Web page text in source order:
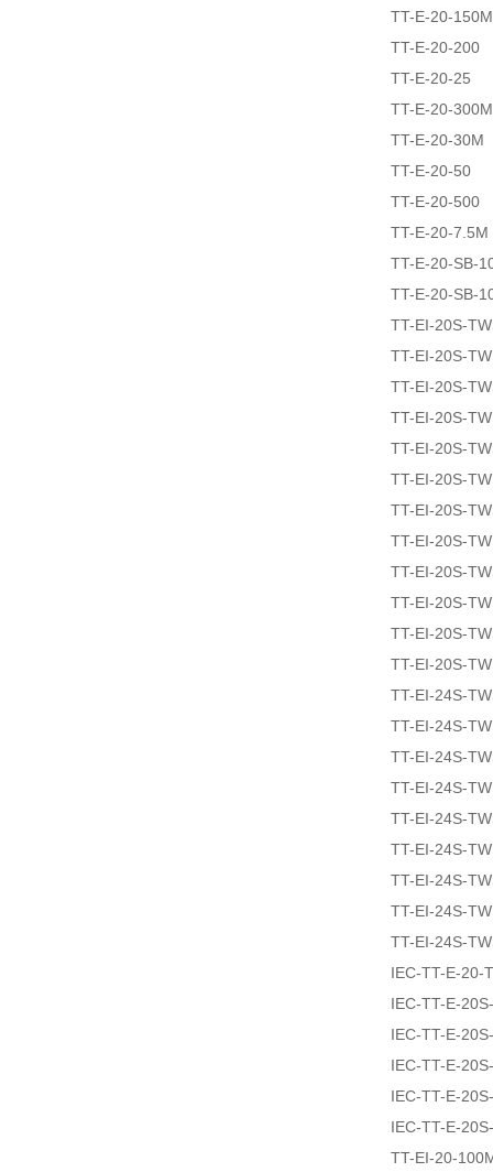
TT-E-20-150M
TT-E-20-200
TT-E-20-25
TT-E-20-300M
TT-E-20-30M
TT-E-20-50
TT-E-20-500
TT-E-20-7.5M
TT-E-20-SB-
TT-E-20-SB-
TT-EI-20S-
TT-EI-20S-
TT-EI-20S-
TT-EI-20S-
TT-EI-20S-
TT-EI-20S-
TT-EI-20S-
TT-EI-20S-
TT-EI-20S-
TT-EI-20S-
TT-EI-20S-
TT-EI-20S-
TT-EI-24S-
TT-EI-24S-
TT-EI-24S-
TT-EI-24S-
TT-EI-24S-
TT-EI-24S-
TT-EI-24S-
TT-EI-24S-
TT-EI-24S-
IEC-TT-E-20-
IEC-TT-E-
IEC-TT-E-
IEC-TT-E-
IEC-TT-E-
IEC-TT-E-
TT-EI-20-